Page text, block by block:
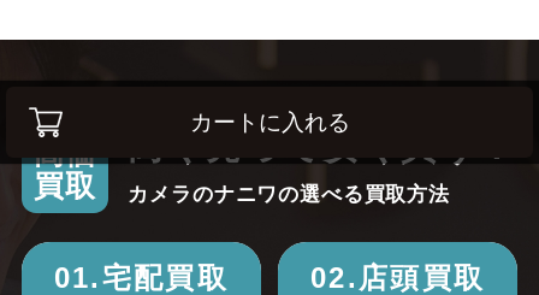
カートに入れる
高価
買取
高く売って安く買う！
カメラのナニワの選べる買取方法
01.宅配買取 02.店頭買取